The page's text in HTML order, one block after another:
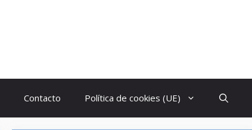
Contacto Política de cookies (UE)